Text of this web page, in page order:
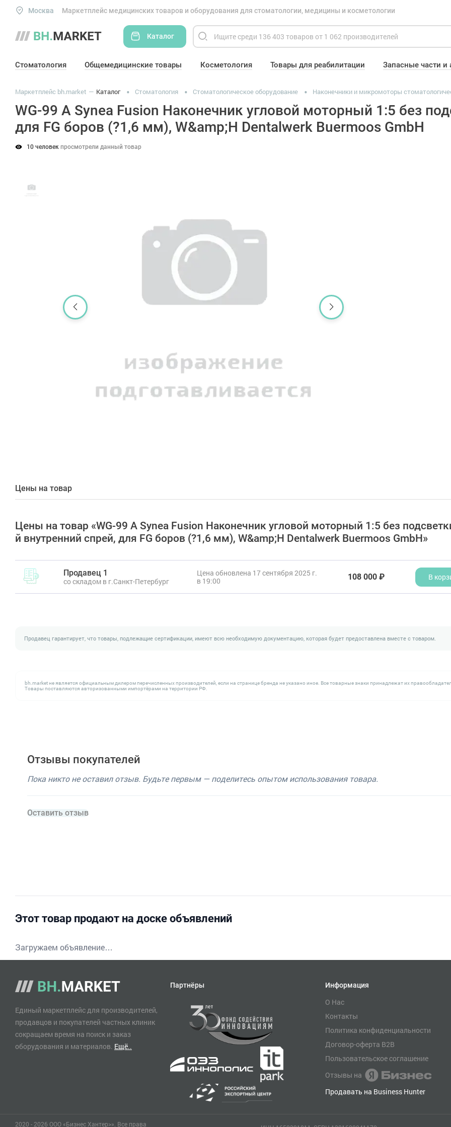
Москва Маркетплейс медицинских товаров и оборудования для стоматологии, медицины и косметологии
Каталог
Стоматология Общемедицинские товары Косметология Товары для реабилитации Запасные части и
Маркетплейс bh.market Каталог Стоматология Стоматологическое оборудование Наконечники и микромоторы
WG-99 A Synea Fusion Наконечник угловой моторный 1:5 без
для FG боров (?1,6 мм), W&amp;H Dentalwerk Buermoos GmbH
10 человек просмотрели данный товар
Цены на товар
Цены на товар «WG-99 A Synea Fusion Наконечник угловой моторный 1:5 без
й внутренний спрей, для FG боров (?1,6 мм), W&amp;H Dentalwerk Buermoos GmbH»
Продавец 1
со складом в г.Санкт-Петербург
Цена обновлена 17 сентября 2025 г.
в 19:00
108 000 ₽ В
Продавец гарантирует, что товары, подлежащие сертификации, имеют всю необходимую документацию, которая будет предоставлена вместе с товаром.
bh.market не является официальным дилером перечисленных производителей, если на странице бренда не указано иное. Все товарные знаки принадлежат их
Товары поставляются авторизованными импортёрами на территории РФ.
Отзывы покупателей
Пока никто не оставил отзыв. Будьте первым — поделитесь опытом использования товара.
Оставить отзыв
Этот товар продают на доске объявлений
Загружаем объявление…
Единый маркетплейс для производителей,
продавцов и покупателей частных клиник
сокращаем время на поиск и заказ
оборудования и материалов. Ещё..
Партнёры Информация
О Нас
Контакты
Политика конфиденциальности
Договор-оферта B2B
Пользовательское соглашение
Отзывы на
Продавать на Business Hunter
2020 - 2026 ООО «Бизнес Хантер>». Все права